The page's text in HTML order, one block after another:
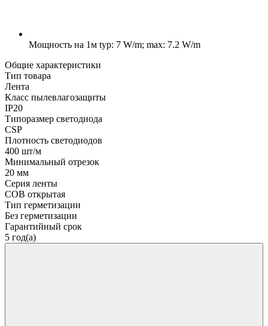
Мощность на 1м typ: 7 W/m; max: 7.2 W/m
Общие характеристики
Тип товара
Лента
Класс пылевлагозащиты
IP20
Типоразмер светодиода
CSP
Плотность светодиодов
400 шт/м
Минимальный отрезок
20 мм
Серия ленты
COB открытая
Тип герметизации
Без герметизации
Гарантийный срок
5 год(а)